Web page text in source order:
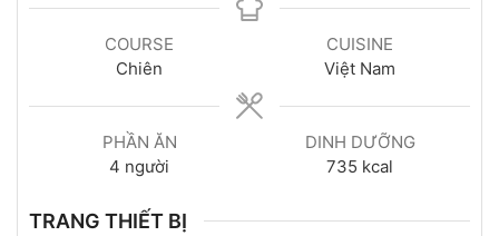
COURSE
Chiên
CUISINE
Việt Nam
PHẦN ĂN
4 người
DINH DƯỠNG
735 kcal
TRANG THIẾT BỊ